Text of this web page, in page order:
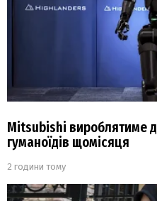
Mitsubishi вироблятиме
гуманоїдів щомісяця
2 години тому